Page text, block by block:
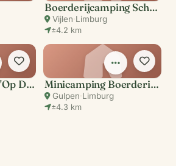
Boerderijcamping Schrouff
Vijlen·Limburg
±4.2 km
Kampeerterrein "Op De Hei" Minicamping Boerderij Berghemmerhof
Gulpen·Limburg
±4.3 km